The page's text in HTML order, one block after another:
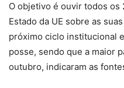
O objetivo é ouvir todos os
Estado da UE sobre as
próximo ciclo institucional
posse, sendo que a maior
outubro, indicaram as